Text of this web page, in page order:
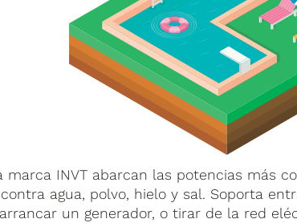
marca INVT abarcan las potencias más
agua, polvo, hielo y sal. Soporta
un generador, o tirar de la red